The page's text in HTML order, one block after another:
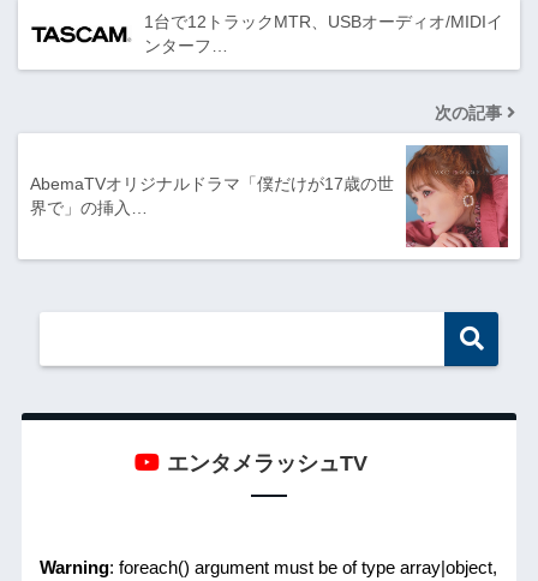
1台で12トラックMTR、USBオーディオ/MIDIイ
ンターフ…
次の記事
AbemaTVオリジナルドラマ「僕だけが17歳の世
界で」の挿入…
エンタメラッシュTV
Warning: foreach() argument must be of type array|object,